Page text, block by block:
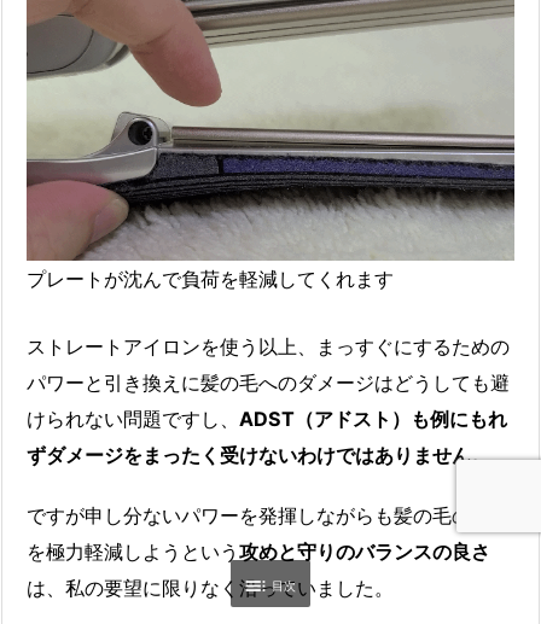
プレートが沈んで負荷を軽減してくれます
ストレートアイロンを使う以上、まっすぐにするための
パワーと引き換えに髪の毛へのダメージはどうしても避
けられない問題ですし、 ADST（アドスト）も例にもれ
ずダメージをまったく受けないわけではありません。
ですが申し分ないパワーを発揮しながらも髪の毛の痛み
を極力軽減しようという 攻めと守りのバランスの良さ
は、私の要望に限りなく沿っていました。
 目次